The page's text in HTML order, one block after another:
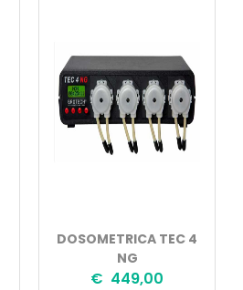
DOSOMETRICA TEC 4
NG
€ 449,00